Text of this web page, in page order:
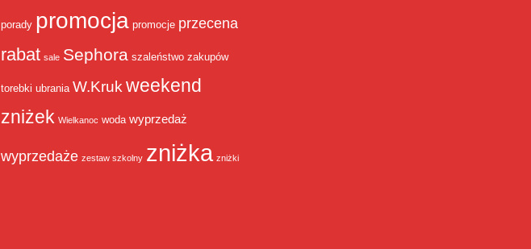
porady promocja promocje przecena
rabat sale Sephora szaleństwo zakupów
torebki ubrania W.Kruk weekend
zniżek Wielkanoc woda wyprzedaż
wyprzedaże zestaw szkolny zniżka zniżki